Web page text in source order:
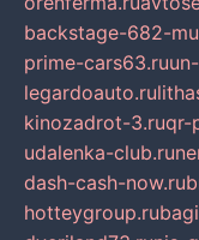
backstage-682-
prime-cars63.ru
legardoauto.ru
kinozadrot-3.ruqr-
udalenka-club.ru
dash-cash-now.ru
hotteygroup.ru